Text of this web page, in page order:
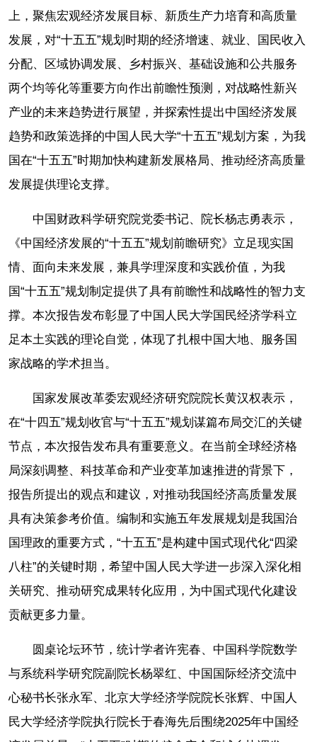
上，聚焦宏观经济发展目标、新质生产力培育和高质量
发展，对“十五五”规划时期的经济增速、就业、国民收入
分配、区域协调发展、乡村振兴、基础设施和公共服务
两个均等化等重要方向作出前瞻性预测，对战略性新兴
产业的未来趋势进行展望，并探索性提出中国经济发展
趋势和政策选择的中国人民大学“十五五”规划方案，为我
国在“十五五”时期加快构建新发展格局、推动经济高质量
发展提供理论支撑。
中国财政科学研究院党委书记、院长杨志勇表示，
《中国经济发展的“十五五”规划前瞻研究》立足现实国
情、面向未来发展，兼具学理深度和实践价值，为我
国“十五五”规划制定提供了具有前瞻性和战略性的智力支
撑。本次报告发布彰显了中国人民大学国民经济学科立
足本土实践的理论自觉，体现了扎根中国大地、服务国
家战略的学术担当。
国家发展改革委宏观经济研究院院长黄汉权表示，
在“十四五”规划收官与“十五五”规划谋篇布局交汇的关键
节点，本次报告发布具有重要意义。在当前全球经济格
局深刻调整、科技革命和产业变革加速推进的背景下，
报告所提出的观点和建议，对推动我国经济高质量发展
具有决策参考价值。编制和实施五年发展规划是我国治
国理政的重要方式，“十五五”是构建中国式现代化“四梁
八柱”的关键时期，希望中国人民大学进一步深入深化相
关研究、推动研究成果转化应用，为中国式现代化建设
贡献更多力量。
圆桌论坛环节，统计学者许宪春、中国科学院数学
与系统科学研究院副院长杨翠红、中国国际经济交流中
心秘书长张永军、北京大学经济学院院长张辉、中国人
民大学经济学院执行院长于春海先后围绕2025年中国经